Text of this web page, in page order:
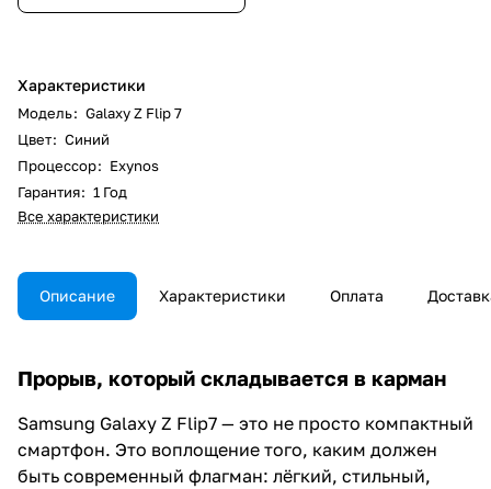
Характеристики
Модель: Galaxy Z Flip 7
Цвет: Синий
Процессор: Exynos
Гарантия: 1 Год
Все характеристики
Описание Характеристики Оплата
Прорыв, который складывается в карман
Samsung Galaxy Z Flip7 — это не просто компактный
смартфон. Это воплощение того, каким должен
быть современный флагман: лёгкий, стильный,